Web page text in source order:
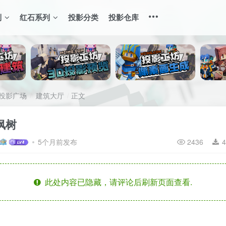
红石系列 投影分类 投影仓库
影广场 建筑大厅 正文
树
5个月前发布 2436
此处内容已隐藏，请评论后刷新页面查看.